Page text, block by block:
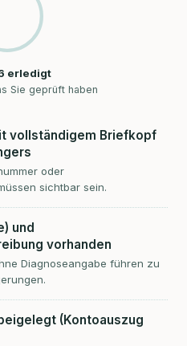
erledigt
Sie geprüft haben
vollständigem Briefkopf
oder
sichtbar sein.
und
vorhanden
Diagnoseangabe führen zu
(Kontoauszug